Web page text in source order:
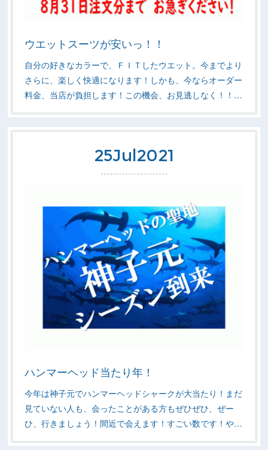
ウエットスーツが安いっ！！
自分の好きなカラーで、ＦＩＴしたウエット。今までより
さらに、楽しく快適になります！しかも、今ならオーダー
料金、当店が負担します！この機会、お見逃しなく！！…
25Jul2021
ハンマーヘッド当たり年！
今年は神子元でハンマーヘッドシャークが大当たり！まだ
見ていない人も、会ったことがある方もぜひぜひ、ぜー
ひ、行きましょう！間近で会えます！すごい数です！や…